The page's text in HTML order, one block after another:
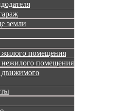
земли
жилого помещения
помещения
движимого